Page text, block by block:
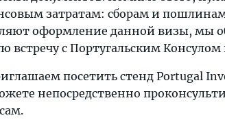
затратам: сборам и
оформление данной визы, мы
встречу с Португальским Консулом
посетить стенд Portugal
непосредственно